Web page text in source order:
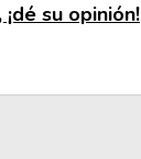
su opinión!